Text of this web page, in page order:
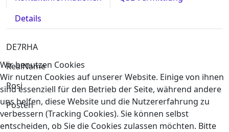
Details
DE7RHA
RealName
Rosi
Posten
-
Wir benutzen Cookies
Wir nutzen Cookies auf unserer Website. Einige von ihnen
sind essenziell für den Betrieb der Seite, während andere
uns helfen, diese Website und die Nutzererfahrung zu
verbessern (Tracking Cookies). Sie können selbst
entscheiden, ob Sie die Cookies zulassen möchten. Bitte